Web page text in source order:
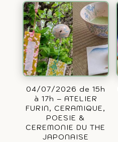
04/07/2026 de 15h
à 17h – ATELIER
FURIN, CERAMIQUE,
POESIE &
CEREMONIE DU THE
JAPONAISE